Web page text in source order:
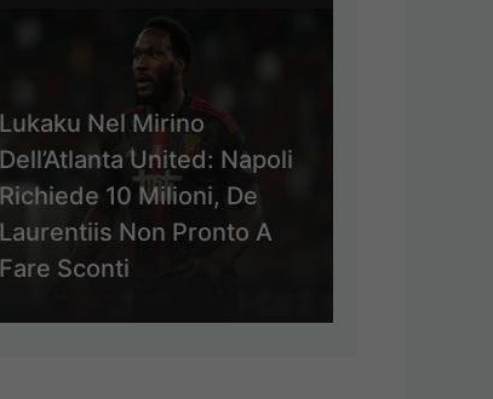
Lukaku Nel Mirino
Dell’Atlanta United: Napoli
Richiede 10 Milioni, De
Laurentiis Non Pronto A
Fare Sconti